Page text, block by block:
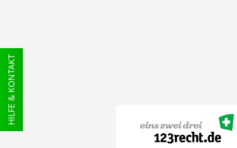
HILFE & KONTAKT